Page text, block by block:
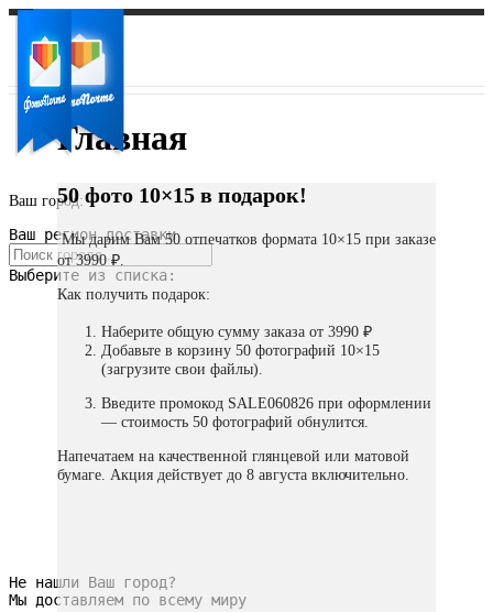
Ваш город:
Ваш регион доставки
Выберите из списка:
Не нашли Ваш город?
Мы доставляем по всему миру
Главная
50 фото 10×15 в подарок!
Мы дарим Вам 50 отпечатков формата 10×15 при заказе
от 3990 ₽.
Как получить подарок:
Наберите общую сумму заказа от 3990 ₽
Добавьте в корзину 50 фотографий 10×15
(загрузите свои файлы).
Введите промокод SALE060826 при оформлении
— стоимость 50 фотографий обнулится.
Напечатаем на качественной глянцевой или матовой
бумаге. Акция действует до 8 августа включительно.